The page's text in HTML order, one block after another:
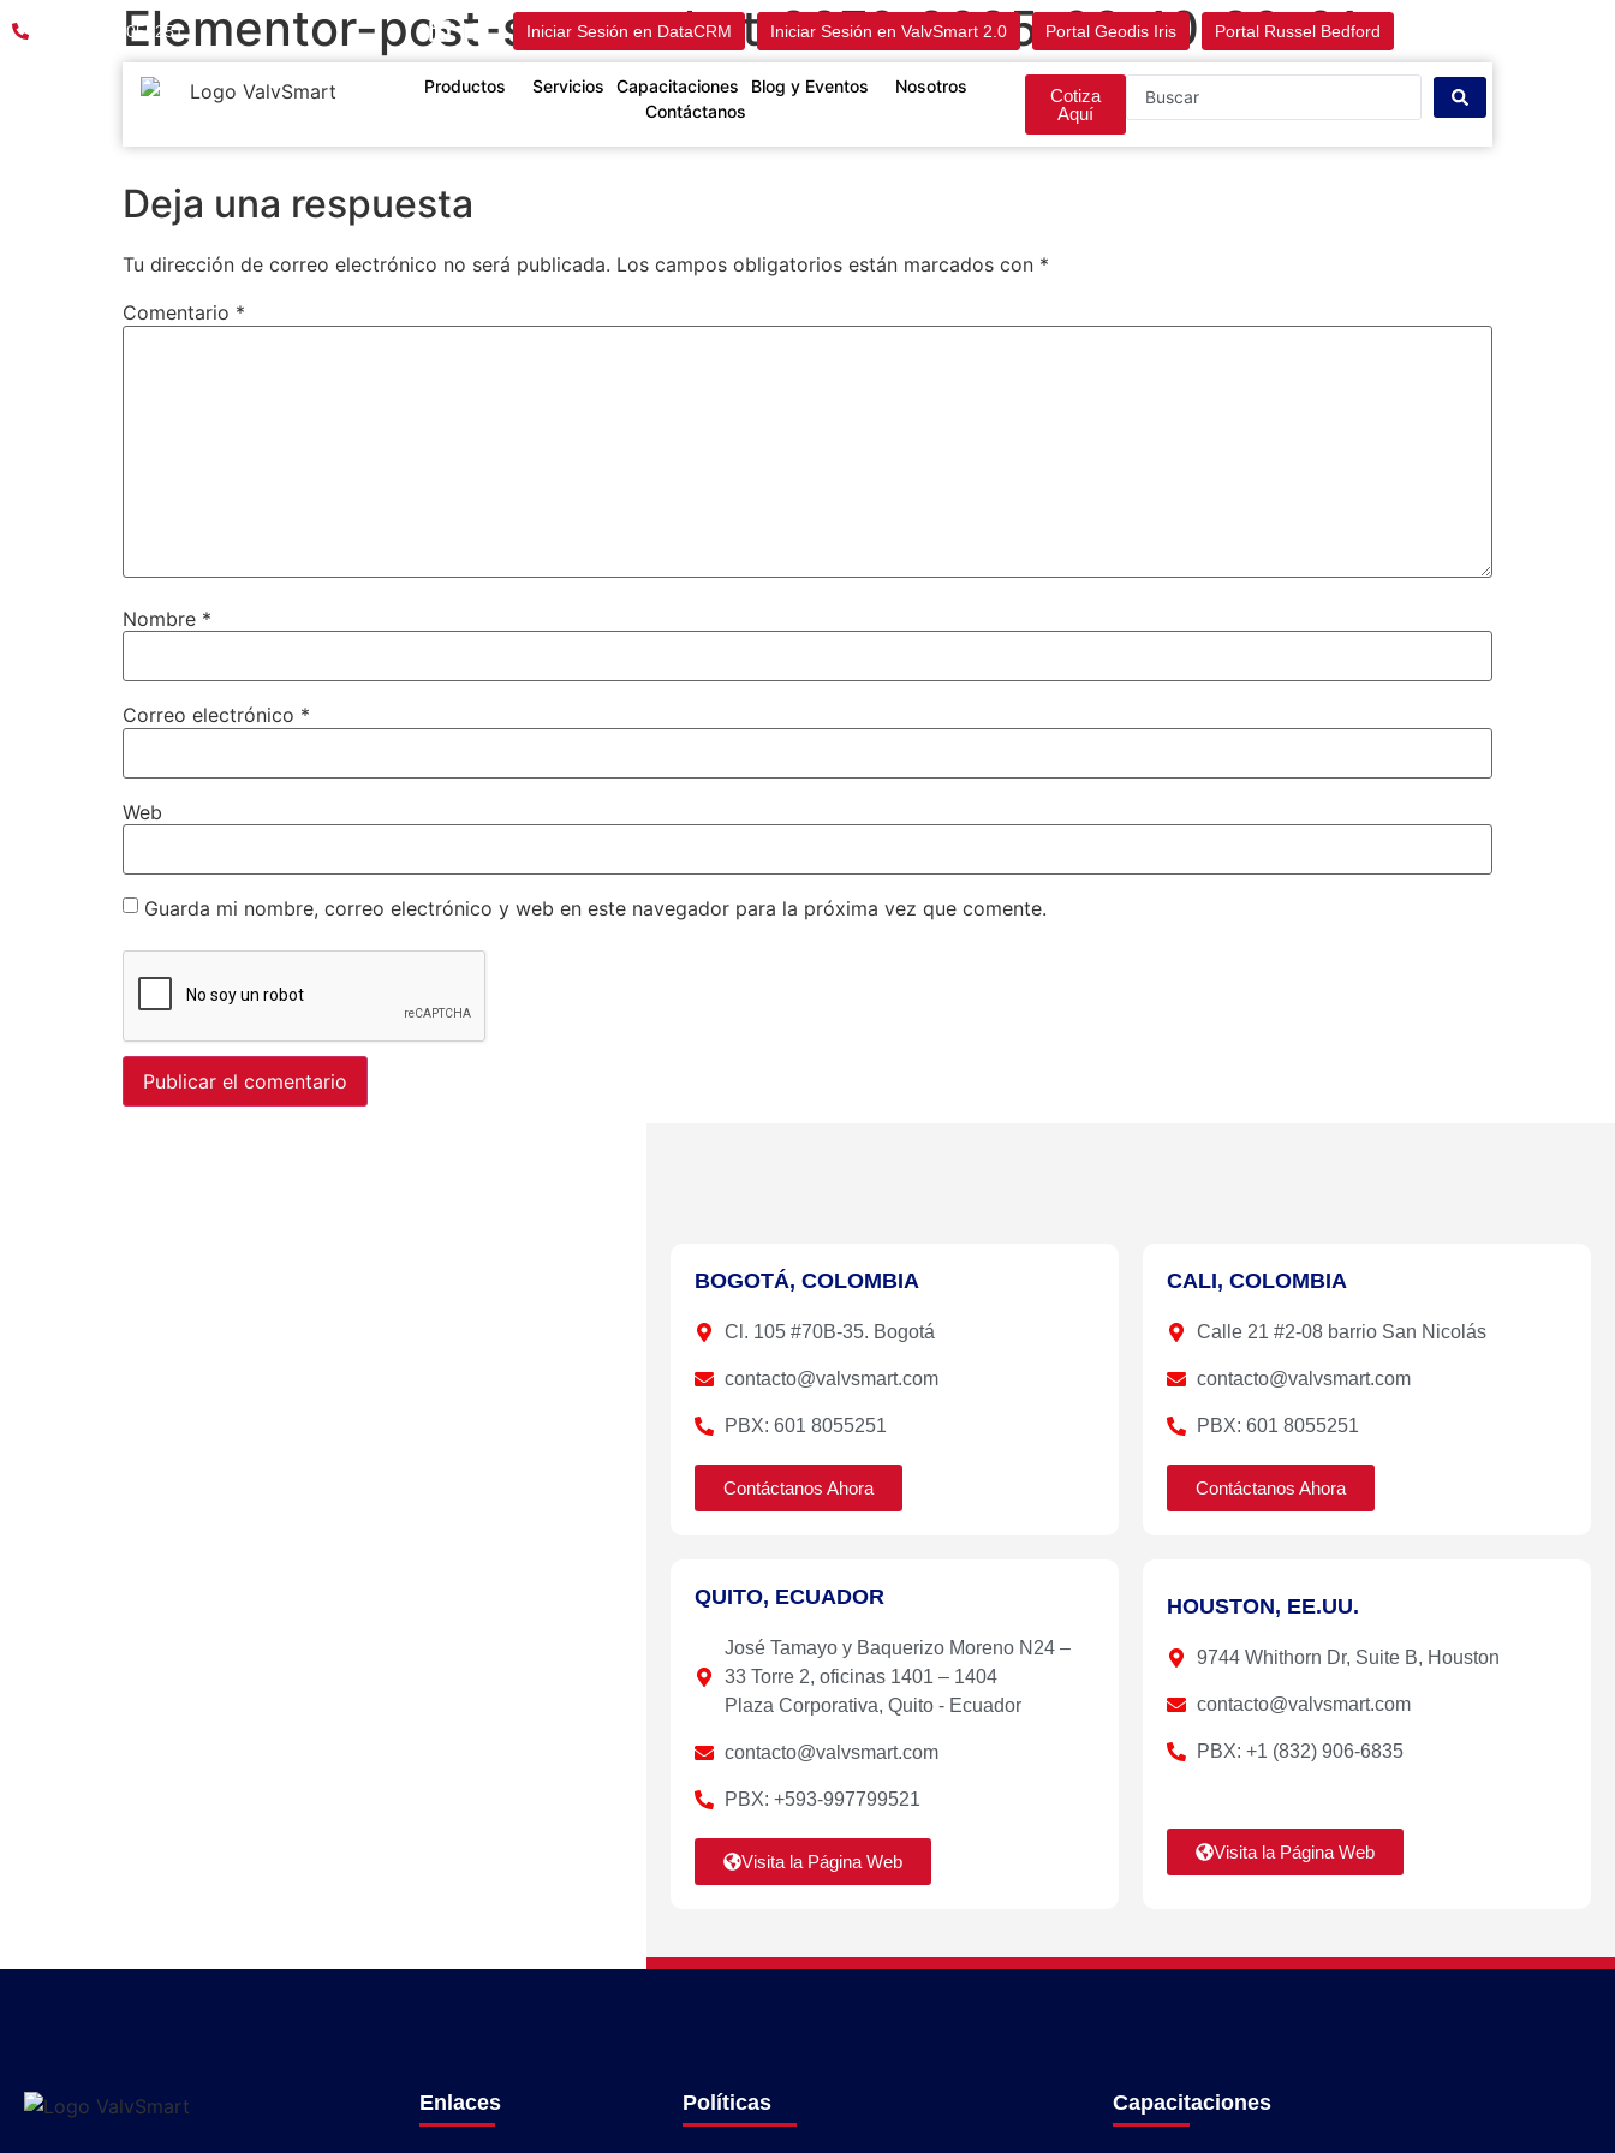
PBX:601 8055251 Iniciar Sesión en DataCRM Iniciar Sesión en ValvSmart 2.0 Portal Geodis Iris Portal Russel Bedford
Productos Servicios Capacitaciones Blog y Eventos
Nosotros
Contáctanos
Cotiza
Aquí
Elementor-post-screenshot_9370_2025-09-10-20-01-
25_458c1dc9.png
Deja una respuesta
Tu dirección de correo electrónico no será publicada. Los campos obligatorios están marcados con *
Comentario *
Nombre *
Correo electrónico *
Web
Guarda mi nombre, correo electrónico y web en este navegador para la próxima vez que comente.
BOGOTÁ, COLOMBIA
Cl. 105 #70B-35. Bogotá
contacto@valvsmart.com
PBX: 601 8055251
Contáctanos Ahora
CALI, COLOMBIA
Calle 21 #2-08 barrio San Nicolás
contacto@valvsmart.com
PBX: 601 8055251
Contáctanos Ahora
QUITO, ECUADOR
José Tamayo y Baquerizo Moreno N24 –
33 Torre 2, oficinas 1401 – 1404
Plaza Corporativa, Quito - Ecuador
contacto@valvsmart.com
PBX: +593-997799521
Visita la Página Web
HOUSTON, EE.UU.
9744 Whithorn Dr, Suite B, Houston
contacto@valvsmart.com
PBX: +1 (832) 906-6835
Visita la Página Web
Enlaces Políticas Capacitaciones